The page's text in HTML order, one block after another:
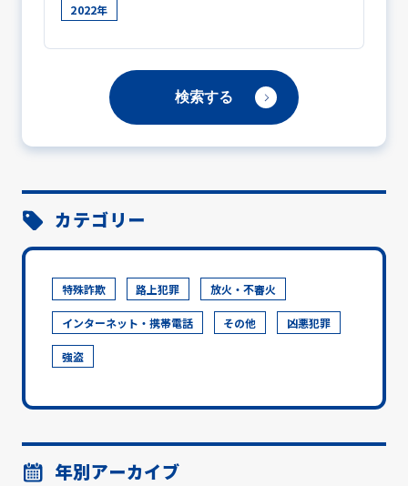
2022年
カテゴリー
特殊詐欺 路上犯罪 放火・不審火
インターネット・携帯電話 その他 凶悪犯罪
強盗
年別アーカイブ